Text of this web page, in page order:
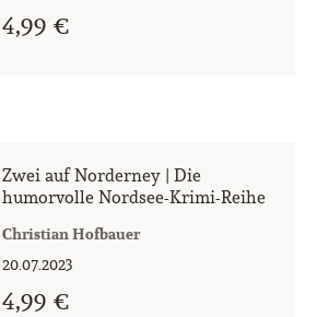
4,99 €
Zwei auf Norderney | Die
humorvolle Nordsee-Krimi-Reihe
Christian Hofbauer
20.07.2023
4,99 €